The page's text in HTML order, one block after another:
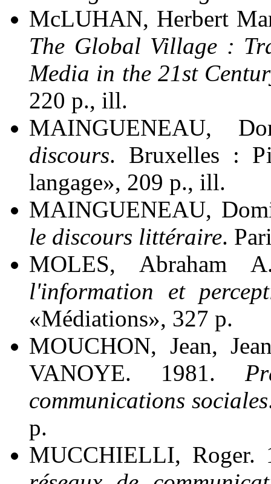
McLUHAN, Herbert
The Global Village :
Media in the 21st
220 p., ill.
MAINGUENEAU,
discours. Bruxelles :
langage», 209 p., ill.
MAINGUENEAU,
le discours littéraire.
MOLES,
l'information et
«Médiations», 327 p.
MOUCHON, Jean,
VANOYE. 1981.
communications sociales
p.
MUCCHIELLI,